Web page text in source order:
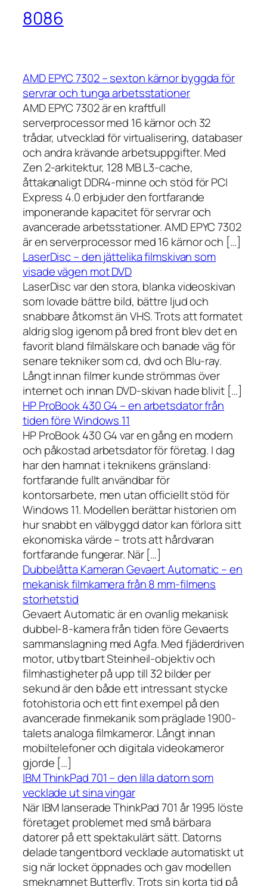
8086
AMD EPYC 7302 – sexton kärnor byggda för
servrar och tunga arbetsstationer
AMD EPYC 7302 är en kraftfull
serverprocessor med 16 kärnor och 32
trådar, utvecklad för virtualisering, databaser
och andra krävande arbetsuppgifter. Med
Zen 2-arkitektur, 128 MB L3-cache,
åttakanaligt DDR4-minne och stöd för PCI
Express 4.0 erbjuder den fortfarande
imponerande kapacitet för servrar och
avancerade arbetsstationer. AMD EPYC 7302
är en serverprocessor med 16 kärnor och […]
LaserDisc – den jättelika filmskivan som
visade vägen mot DVD
LaserDisc var den stora, blanka videoskivan
som lovade bättre bild, bättre ljud och
snabbare åtkomst än VHS. Trots att formatet
aldrig slog igenom på bred front blev det en
favorit bland filmälskare och banade väg för
senare tekniker som cd, dvd och Blu-ray.
Långt innan filmer kunde strömmas över
internet och innan DVD-skivan hade blivit […]
HP ProBook 430 G4 – en arbetsdator från
tiden före Windows 11
HP ProBook 430 G4 var en gång en modern
och påkostad arbetsdator för företag. I dag
har den hamnat i teknikens gränsland:
fortfarande fullt användbar för
kontorsarbete, men utan officiellt stöd för
Windows 11. Modellen berättar historien om
hur snabbt en välbyggd dator kan förlora sitt
ekonomiska värde – trots att hårdvaran
fortfarande fungerar. När […]
Dubbelåtta Kameran Gevaert Automatic – en
mekanisk filmkamera från 8 mm-filmens
storhetstid
Gevaert Automatic är en ovanlig mekanisk
dubbel-8-kamera från tiden före Gevaerts
sammanslagning med Agfa. Med fjäderdriven
motor, utbytbart Steinheil-objektiv och
filmhastigheter på upp till 32 bilder per
sekund är den både ett intressant stycke
fotohistoria och ett fint exempel på den
avancerade finmekanik som präglade 1900-
talets analoga filmkameror. Långt innan
mobiltelefoner och digitala videokameror
gjorde […]
IBM ThinkPad 701 – den lilla datorn som
vecklade ut sina vingar
När IBM lanserade ThinkPad 701 år 1995 löste
företaget problemet med små bärbara
datorer på ett spektakulärt sätt. Datorns
delade tangentbord vecklade automatiskt ut
sig när locket öppnades och gav modellen
smeknamnet Butterfly. Trots sin korta tid på